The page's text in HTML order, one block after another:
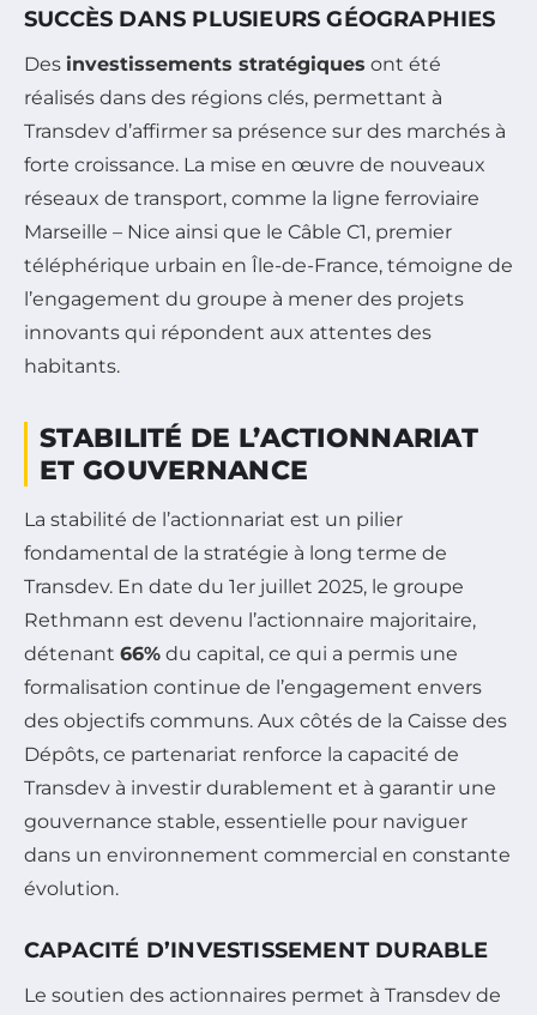
SUCCÈS DANS PLUSIEURS GÉOGRAPHIES
Des investissements stratégiques ont été
réalisés dans des régions clés, permettant à
Transdev d’affirmer sa présence sur des marchés à
forte croissance. La mise en œuvre de nouveaux
réseaux de transport, comme la ligne ferroviaire
Marseille – Nice ainsi que le Câble C1, premier
téléphérique urbain en Île-de-France, témoigne de
l’engagement du groupe à mener des projets
innovants qui répondent aux attentes des
habitants.
STABILITÉ DE L’ACTIONNARIAT
ET GOUVERNANCE
La stabilité de l’actionnariat est un pilier
fondamental de la stratégie à long terme de
Transdev. En date du 1er juillet 2025, le groupe
Rethmann est devenu l’actionnaire majoritaire,
détenant 66% du capital, ce qui a permis une
formalisation continue de l’engagement envers
des objectifs communs. Aux côtés de la Caisse des
Dépôts, ce partenariat renforce la capacité de
Transdev à investir durablement et à garantir une
gouvernance stable, essentielle pour naviguer
dans un environnement commercial en constante
évolution.
CAPACITÉ D’INVESTISSEMENT DURABLE
Le soutien des actionnaires permet à Transdev de